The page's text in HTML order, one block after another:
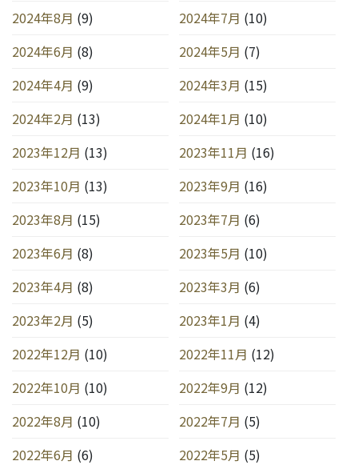
2024年8月 (9) 2024年7月 (10)
2024年6月 (8) 2024年5月 (7)
2024年4月 (9) 2024年3月 (15)
2024年2月 (13) 2024年1月 (10)
2023年12月 (13) 2023年11月 (16)
2023年10月 (13) 2023年9月 (16)
2023年8月 (15) 2023年7月 (6)
2023年6月 (8) 2023年5月 (10)
2023年4月 (8) 2023年3月 (6)
2023年2月 (5) 2023年1月 (4)
2022年12月 (10) 2022年11月 (12)
2022年10月 (10) 2022年9月 (12)
2022年8月 (10) 2022年7月 (5)
2022年6月 (6) 2022年5月 (5)